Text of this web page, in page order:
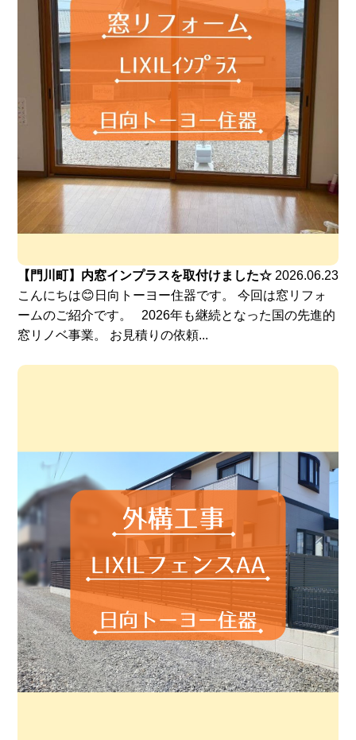
【門川町】内窓インプラスを取付けました☆ 2026.06.23
こんにちは😊日向トーヨー住器です。 今回は窓リフォ
ームのご紹介です。 2026年も継続となった国の先進的
窓リノベ事業。 お見積りの依頼...